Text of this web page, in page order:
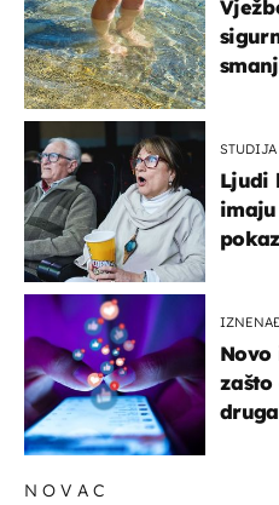
Ljudi
zašto
NOVAC